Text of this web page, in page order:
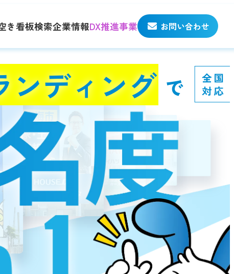
き看板検索企業情報DX推進事業 お問い合わせ
ンディング